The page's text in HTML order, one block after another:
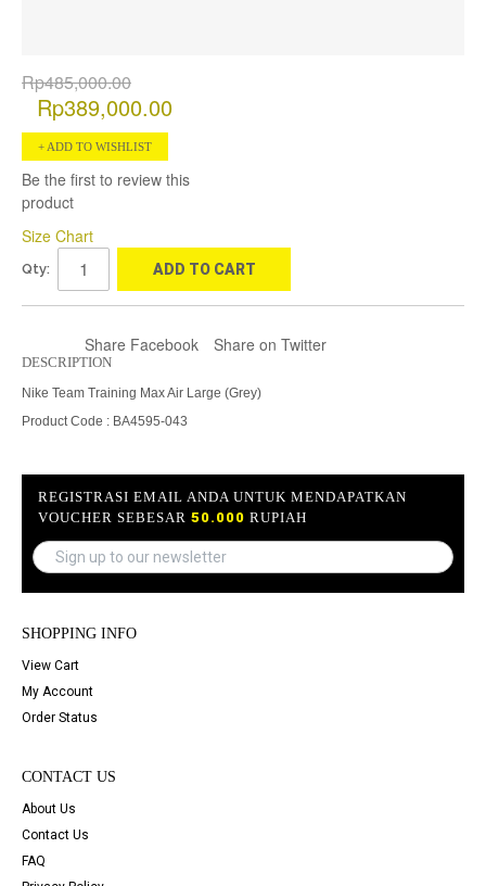
Rp485,000.00
Rp389,000.00
ADD TO WISHLIST
Be the first to review this
product
Size Chart
Qty: ADD TO CART
Share Facebook Share on Twitter
DESCRIPTION
Nike Team Training Max Air Large (Grey)
Product Code : BA4595-043
REGISTRASI EMAIL ANDA UNTUK MENDAPATKAN
VOUCHER SEBESAR 50.000 RUPIAH
SHOPPING INFO
View Cart
My Account
Order Status
CONTACT US
About Us
Contact Us
FAQ